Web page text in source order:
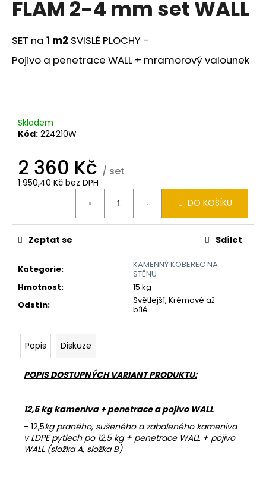
FLAM 2-4 mm set WALL
SET na 1 m2 SVISLÉ PLOCHY -
Pojivo a penetrace WALL + mramorový valounek
Skladem
Kód: 224210W
2 360 Kč / set
1 950,40 Kč bez DPH
DO KOŠÍKU
Kategorie:
KAMENNÝ KOBEREC NA
STĚNU
Hmotnost:
15 kg
Odstín:
Světlejší, Krémové až
bílé
Zeptat se Sdílet
Popis Diskuze
POPIS DOSTUPNÝCH VARIANT PRODUKTU:
12,5 kg kameniva + penetrace a pojivo WALL
- 12,5kg praného, sušeného a zabaleného kameniva
v LDPE pytlech po 12,5 kg + penetrace WALL + pojivo
WALL (složka A, složka B)
a
í
t
D
o
č
u
e
REVITALIZAČNÍ
NÁTĚR
100
780